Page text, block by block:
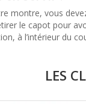
montre, vous
le capot pour
à l’intérieur du
LES